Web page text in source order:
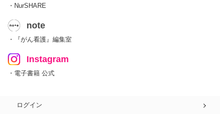
・NurSHARE
note
・『がん看護』編集室
Instagram
・電子書籍 公式
ログイン